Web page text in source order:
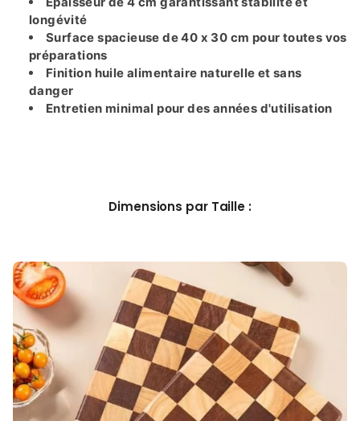
longévité
Surface spacieuse de 40 x 30 cm pour toutes vos
préparations
Finition huile alimentaire naturelle et sans
danger
Entretien minimal pour des années d'utilisation
Dimensions par Taille :